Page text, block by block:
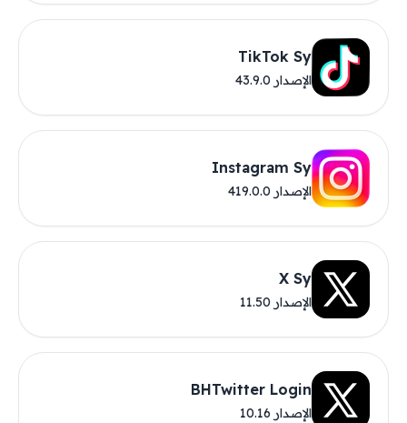
TikTok Sy
الإصدار 43.9.0
Instagram Sy
الإصدار 419.0.0
X Sy
الإصدار 11.50
BHTwitter Login
الإصدار 10.16